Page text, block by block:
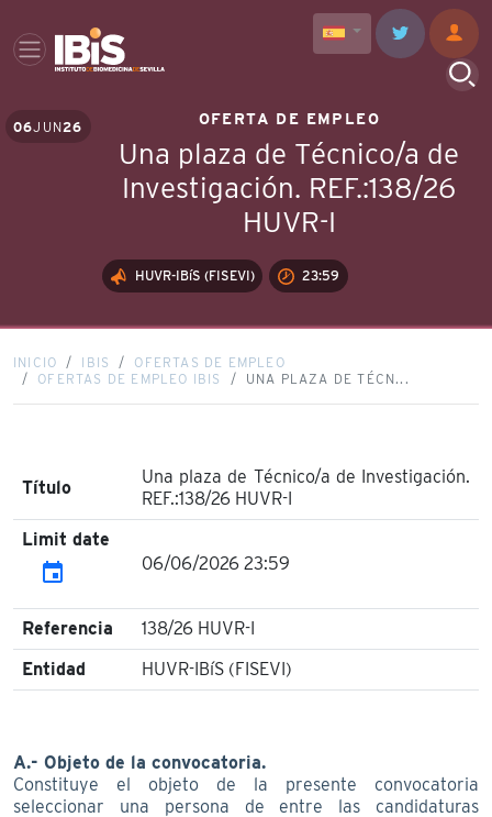
06JUN26 OFERTA DE EMPLEO
Una plaza de Técnico/a de
Investigación. REF.:138/26
HUVR-I
HUVR-IBíS (FISEVI) 23:59
INICIO IBIS
OFERTAS DE EMPLEO
OFERTAS DE EMPLEO IBIS
UNA PLAZA DE TÉCN...
Título
Una plaza de Técnico/a de Investigación.
REF.:138/26 HUVR-I
Limit date
event 06/06/2026 23:59
Referencia
138/26 HUVR-I
Entidad
HUVR-IBíS (FISEVI)
A.- Objeto de la convocatoria.
Constituye el objeto de la presente convocatoria
seleccionar una persona de entre las candidaturas